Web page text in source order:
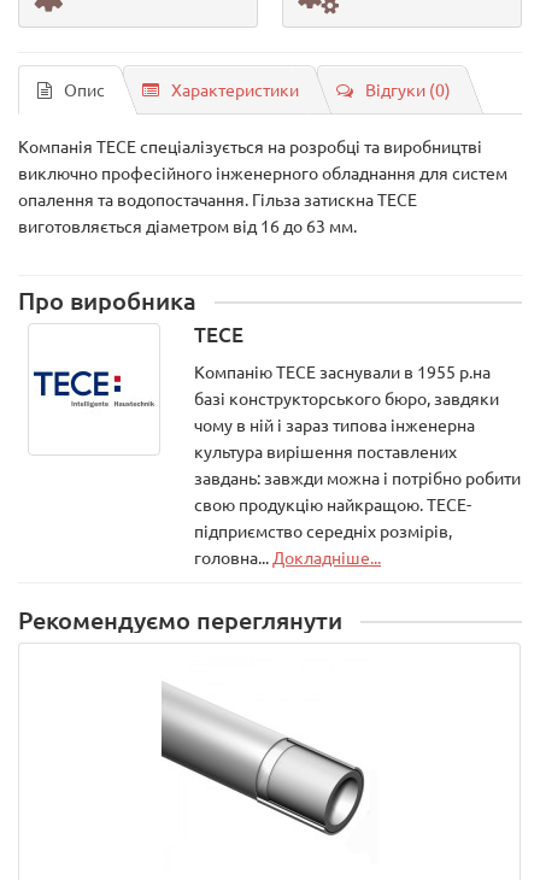
Опис Характеристики Відгуки (0)
Компанія TECE спеціалізується на розробці та виробництві
виключно професійного інженерного обладнання для систем
опалення та водопостачання. Гільза затискна TECE
виготовляється діаметром від 16 до 63 мм.
Про виробника
TECE
Компанію ТЕСЕ заснували в 1955 р.на
базі конструкторського бюро, завдяки
чому в ній і зараз типова інженерна
культура вирішення поставлених
завдань: завжди можна і потрібно робити
свою продукцію найкращою. ТЕСЕ-
підприємство середніх розмірів,
головна... Докладніше...
Рекомендуємо переглянути